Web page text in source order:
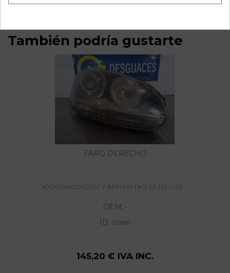
También podría gustarte
FARO DERECHO
VOLKSWAGEN GOLF V BERLINA (1K1) 2.0 TDI | 0.03 -...
OEM: -
ID: 830889
145,20 € IVA INC.